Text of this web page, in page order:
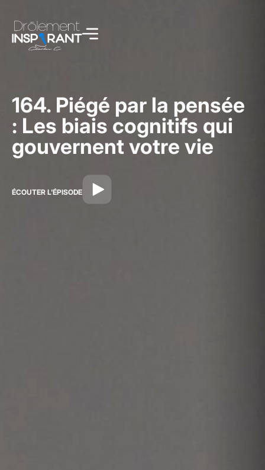
164. Piégé par la pensée
: Les biais cognitifs qui
gouvernent votre vie
ÉCOUTER L'ÉPISODE